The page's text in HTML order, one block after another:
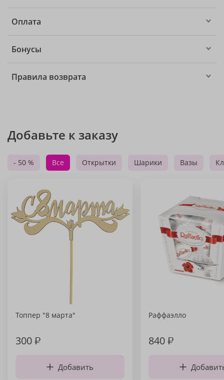
Оплата
Бонусы
Правила возврата
Добавьте к заказу
- 50 % Все Открытки Шарики Вазы
Топпер "8 марта"
300₽
Добавить
Раффаэлло
840₽